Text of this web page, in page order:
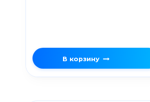
В корзину